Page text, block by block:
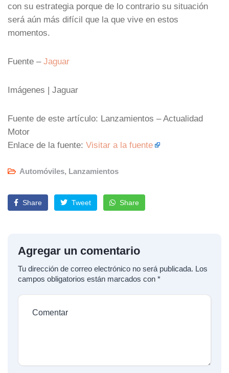
con su estrategia porque de lo contrario su situación
será aún más difícil que la que vive en estos
momentos.
Fuente – Jaguar
Imágenes | Jaguar
Fuente de este artículo: Lanzamientos – Actualidad
Motor
Enlace de la fuente: Visitar a la fuente
Automóviles, Lanzamientos
Share Tweet Share
Agregar un comentario
Tu dirección de correo electrónico no será publicada. Los
campos obligatorios están marcados con *